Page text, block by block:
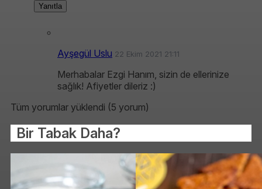
Yanıtla
Ayşegül Uslu 22 Ekim 2021 21:11
Merhabalar Ezgi Hanım, sizin de ellerinize
sağlık! Afiyetler dileriz :)
Tüm yorumlar yüklendi (5 yorum)
Bir Tabak Daha?